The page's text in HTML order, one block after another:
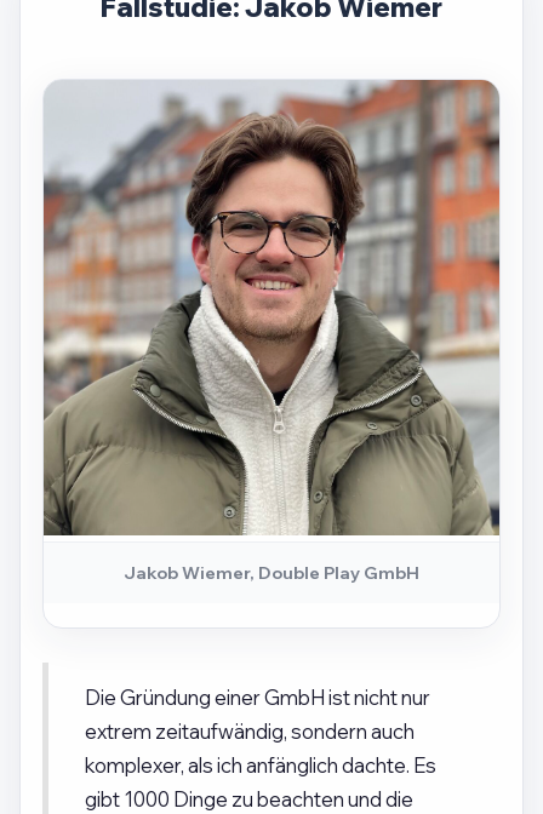
Fallstudie: Jakob Wiemer
Jakob Wiemer, Double Play GmbH
Die Gründung einer GmbH ist nicht nur
extrem zeitaufwändig, sondern auch
komplexer, als ich anfänglich dachte. Es
gibt 1000 Dinge zu beachten und die